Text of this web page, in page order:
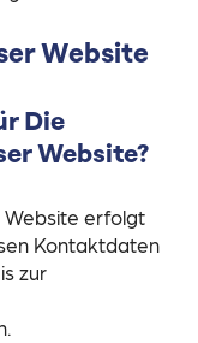
Website
Die
Website?
Website erfolgt
Kontaktdaten
zur